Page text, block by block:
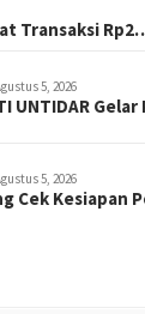
Transaksi
5, 2026
UNTIDAR
5, 2026
Cek Kesiapan